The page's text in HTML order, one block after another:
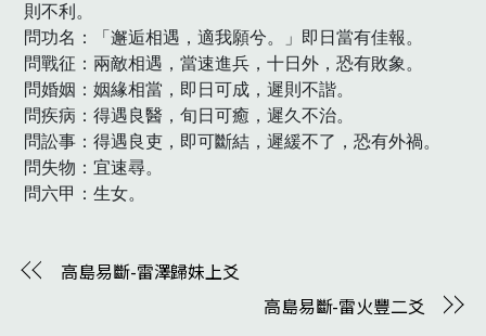
則不利。
問功名：「邂逅相遇，適我願兮。」即日當有佳報。
問戰征：兩敵相遇，當速進兵，十日外，恐有敗象。
問婚姻：姻緣相當，即日可成，遲則不諧。
問疾病：得遇良醫，旬日可癒，遲久不治。
問訟事：得遇良吏，即可斷結，遲緩不了，恐有外禍。
問失物：宜速尋。
問六甲：生女。
高島易斷-雷澤歸妹上爻
高島易斷-雷火豐二爻